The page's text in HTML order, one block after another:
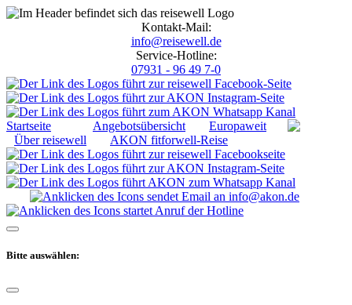
Kontakt-Mail:
info@reisewell.de
Service-Hotline:
07931 - 96 49 7-0
Startseite Angebotsübersicht
Europaweit
Über reisewell
AKON fitforwell-Reise
Bitte auswählen: